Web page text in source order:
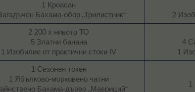
1 Кроасан
Бахама-обор „Трилистник“​
2
2 200 х нивото ТО
5 Златни банана
1 Изобилие от практични стоки IV​
4
1
1 Сезонен токен
1 Ябълково-морковено чатни
Бахама-дърво „Мавриций“​
1